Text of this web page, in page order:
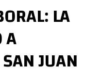
LA
A
JUAN